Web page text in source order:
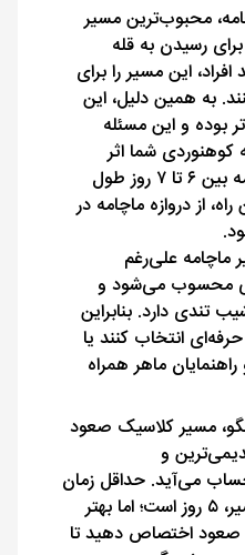
محبوب‌ترین مسیر
رسیدن به قله
است و ۴۵ درصد افراد، این مسیر را برای
به همین دلیل، این
بوده و این مسئله
شما اثر
بگذارد. پیمودن مسیر ماچامه بین ۶ تا ۷ روز طول
از دروازه ماچامه در
ماچامه علی‌رغم
محسوب می‌شود و
تندی دارد. بنابراین
انتخاب کنند یا
راهنمایان ماهر همراه
مسیر کلاسیک صعود
و
می‌آيد. حداقل زمان
لازم برای طی کردن این مسیر، ۵ روز است؛ اما بهتر
صعود اختصاص دهید تا